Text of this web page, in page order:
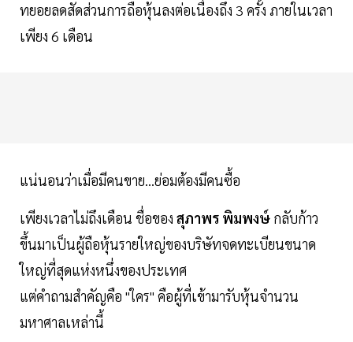
ทยอยลดสัดส่วนการถือหุ้นลงต่อเนื่องถึง 3 ครั้ง ภายในเวลา
เพียง 6 เดือน
แน่นอนว่าเมื่อมีคนขาย...ย่อมต้องมีคนซื้อ
เพียงเวลาไม่ถึงเดือน ชื่อของ สุภาพร พิมพงษ์ กลับก้าว
ขึ้นมาเป็นผู้ถือหุ้นรายใหญ่ของบริษัทจดทะเบียนขนาด
ใหญ่ที่สุดแห่งหนึ่งของประเทศ
แต่คำถามสำคัญคือ "ใคร" คือผู้ที่เข้ามารับหุ้นจำนวน
มหาศาลเหล่านี้